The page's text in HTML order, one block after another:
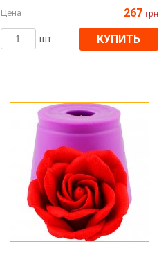
Цена 267 грн
шт КУПИТЬ